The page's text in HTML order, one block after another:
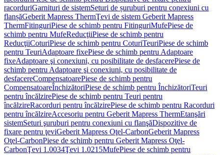
racorduriGarnituri de sistemSeturi de șuruburi pentru conexiuni cu
flanșăGeberit Mapress ThermŢevi de sistem Geberit Mapress
ThermFitinguriPiese de schimb pentru FitinguriMufePiese de
schimb pentru MufeReducţiiPiese de schimb pentru
ReducţiiCoturiPiese de schimb pentru CoturiTeuriPiese de schimb
pentru TeuriAdaptoare fixePiese de schimb pentru Adaptoare
fixeAdaptoare şi conexiuni, cu posibilitate de desfacerePiese de
schimb pentru Adaptoare şi conexiuni, cu posibilitate de
desfacereCompensatoarePiese de schimb pentru
CompensatoareÎnchizătoriPiese de schimb pentru ÎnchizătoriTeuri
pentru încălzirePiese de schimb pentru Teuri pentru
încălzireRacorduri pentru încălzirePiese de schimb pentru Racorduri
pentru încălzireAccesoriu pentru Geberit Mapress ThermEtanşări
sistemSeturi şuruburi pentru conexiuni cu flanşăDispozitive de
fixare pentru ţeviGeberit Mapress Oţel-CarbonGeberit Mapress
Oţel-CarbonPiese de schimb pentru Geberit Mapress Oţel-
CarbonŢevi 1.0034Ţevi 1.0215MufePiese de schimb pentru